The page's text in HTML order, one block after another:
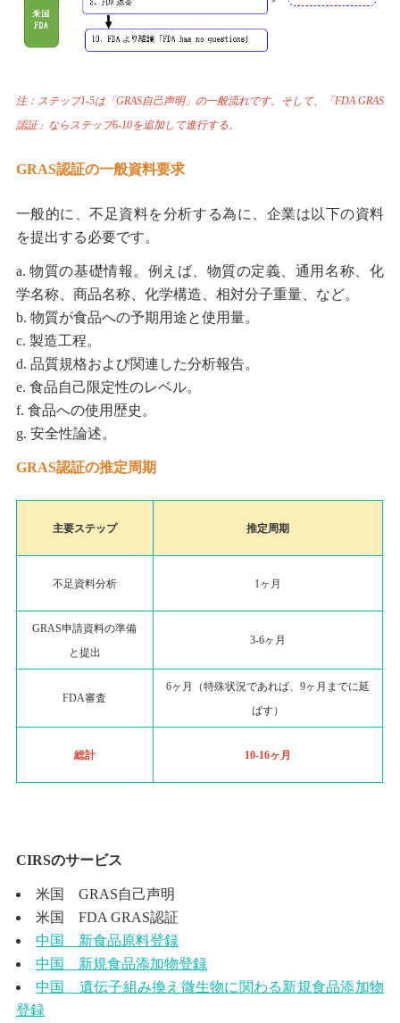
注：ステップ1-5は「GRAS自己声明」の一般流れです。そして、「FDA GRAS
認証」ならステップ6-10を追加して進行する。
GRAS認証の一般資料要求
一般的に、不足資料を分析する為に、企業は以下の資料
を提出する必要です。
物質の基礎情報。例えば、物質の定義、通用名称、化
学名称、商品名称、化学構造、相対分子重量、など。
物質が食品への予期用途と使用量。
製造工程。
品質規格および関連した分析報告。
食品自己限定性のレベル。
食品への使用歴史。
安全性論述。
GRAS認証の推定周期
主要ステップ 推定周期
不足資料分析 1ヶ月
GRAS申請資料の準備
と提出
3-6ヶ月
FDA審査
6ヶ月（特殊状況であれば、9ヶ月までに延
ばす）
総計 10-16ヶ月
CIRSのサービス
米国 GRAS自己声明
米国 FDA GRAS認証
中国 新食品原料登録
中国 新規食品添加物登録
中国 遺伝子組み換え微生物に関わる新規食品添加物
登録